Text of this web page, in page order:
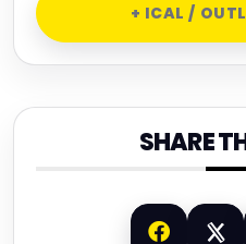
+ ICAL /
SHARE